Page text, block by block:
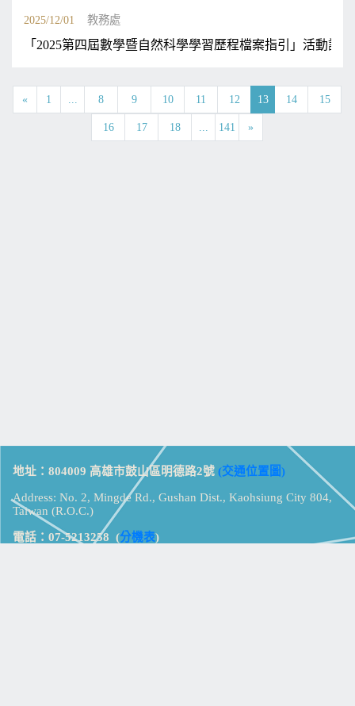
2025/12/01 教務處
「2025第四屆數學暨自然科學學習歷程檔案指引」活動訊息
« 1 ... 8 9 10 11 12 13 14 15
16 17 18 ... 141 »
地址：804009 高雄市鼓山區明德路2號 (交通位置圖)
Address: No. 2, Mingde Rd., Gushan Dist., Kaohsiung City 804,
Taiwan (R.O.C.)
電話：07-5213258 (分機表)